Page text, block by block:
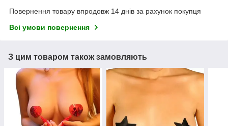
Повернення товару впродовж 14 днів за рахунок покупця
Всі умови повернення
З цим товаром також замовляють